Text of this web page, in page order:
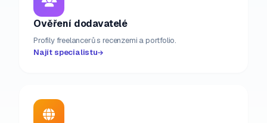
Ověření dodavatelé
Profily freelancerů s recenzemi a portfolio.
Najít specialistu